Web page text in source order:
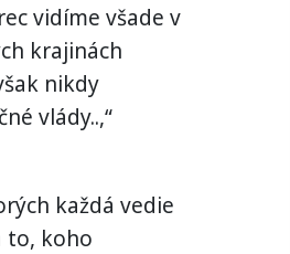
vidíme všade v
krajinách
nikdy
vlády..,“
každá vedie
to, koho